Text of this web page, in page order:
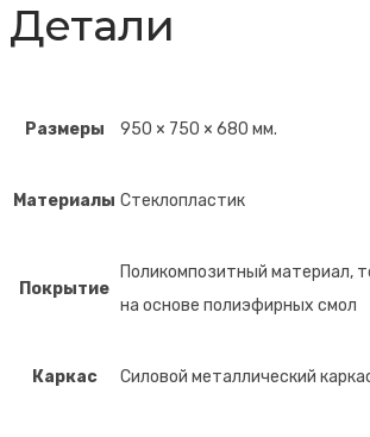
Детали
Размеры 950 × 750 × 680 мм.
Материалы Стеклопластик
Покрытие
Поликомпозитный материал,
на основе полиэфирных смол
Каркас Силовой металлический